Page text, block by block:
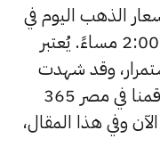
الذهب اليوم في
مصر ليوم الثلاثاء 12 مايو الساعة 2:00 مساءً. يُعتبر
وقد شهدت
أسعار الذهب تغيرات كثيرة، لذلك قمنا في مصر 365
وفي هذا المقال،